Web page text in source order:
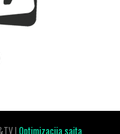
|Optimizacija sajta